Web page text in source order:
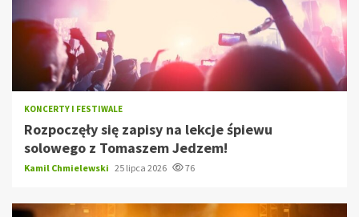
KONCERTY I FESTIWALE
Rozpoczęły się zapisy na lekcje śpiewu
solowego z Tomaszem Jedzem!
Kamil Chmielewski 25 lipca 2026 76